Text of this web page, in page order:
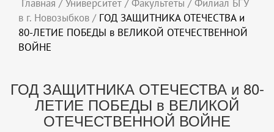
Главная / Университет / Факультеты / Филиал БГУ
в г. Новозыбков / ГОД ЗАЩИТНИКА ОТЕЧЕСТВА и
80-ЛЕТИЕ ПОБЕДЫ в ВЕЛИКОЙ ОТЕЧЕСТВЕННОЙ
ВОЙНЕ
ГОД ЗАЩИТНИКА ОТЕЧЕСТВА и 80-
ЛЕТИЕ ПОБЕДЫ в ВЕЛИКОЙ
ОТЕЧЕСТВЕННОЙ ВОЙНЕ